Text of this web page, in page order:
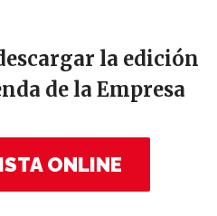
la edición
de la Empresa
ONLINE